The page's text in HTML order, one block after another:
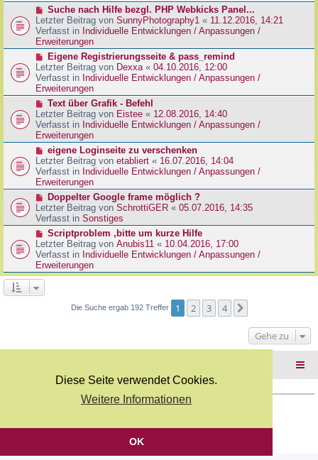
Diese Seite verwendet Cookies.
Weitere Informationen
OK
g
t
r
a
g
e
r
B
e
i
r
a
g
N
e
u
e
r
B
e
i
t
a
g
Suche nach Hilfe bezgl. PHP Webkicks Panel...
Letzter Beitrag von SunnyPhotography1 « 11.12.2016, 14:21
Verfasst in Individuelle Entwicklungen / Anpassungen /
Erweiterungen
N
e
u
e
r
B
e
i
t
a
g
Eigene Registrierungsseite & pass_remind
Letzter Beitrag von Dexxa« 04.10.2016, 12:00
Verfasst in Individuelle Entwicklungen / Anpassungen /
Erweiterungen
N
e
u
e
r
B
e
i
t
a
g
Text über Grafik - Befehl
Letzter Beitrag von Eistee « 12.08.2016, 14:40
Verfasst in Individuelle Entwicklungen / Anpassungen /
Erweiterungen
N
e
u
e
r
B
e
i
r
a
g
eigene Loginseite zu verschenken
Letzter Beitrag von etabliert « 16.07.2016, 14:04
Verfasst in Individuelle Entwicklungen / Anpassungen /
Erweiterungen
N
e
u
e
r
B
e
i
t
r
Doppelter Google frame möglich ?
Letzter Beitrag von SchrottiGER « 05.07.2016, 14:35
Verfasst in Sonstiges
N
e
u
e
r
e
g
Scriptproblem ,bitte um kurze Hilfe
Letzter Beitrag von Anubis11 « 10.04.2016, 17:00
Verfasst in Individuelle Entwicklungen / Anpassungen /
Erweiterungen
Die Suche ergab 192 Treffer 1 2 3 4
Gehe zu
Deutsche Übersetzung durchphpBB.de